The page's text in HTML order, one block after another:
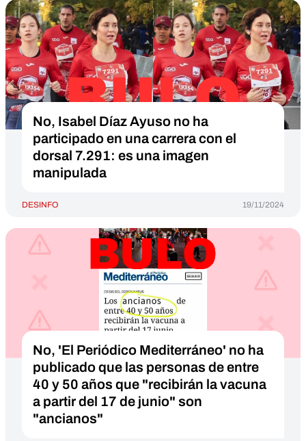
No, Isabel Díaz Ayuso no ha
participado en una carrera con el
dorsal 7.291: es una imagen
manipulada
DESINFO 19/11/2024
No, 'El Periódico Mediterráneo' no ha
publicado que las personas de entre
40 y 50 años que "recibirán la vacuna
a partir del 17 de junio" son
"ancianos"